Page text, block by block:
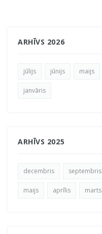
ARHĪVS 2026
jūlijs jūnijs maijs
janvāris
ARHĪVS 2025
decembris septembris
maijs aprīlis marts